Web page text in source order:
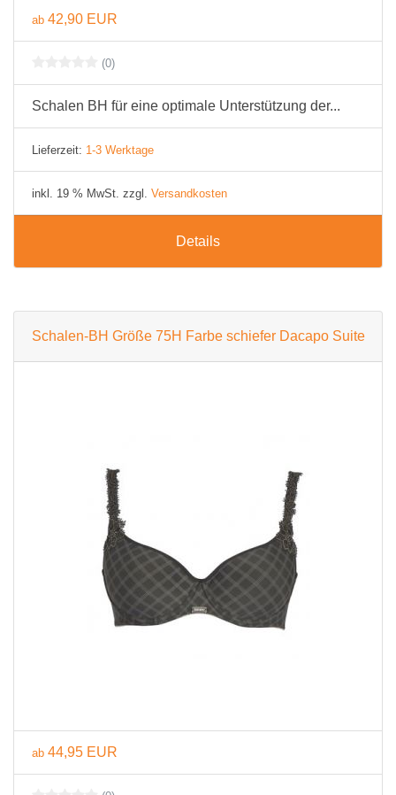
ab 42,90 EUR
(0)
Schalen BH für eine optimale Unterstützung der...
Lieferzeit: 1-3 Werktage
inkl. 19 % MwSt. zzgl. Versandkosten
Details
Schalen-BH Größe 75H Farbe schiefer Dacapo Suite
ab 44,95 EUR